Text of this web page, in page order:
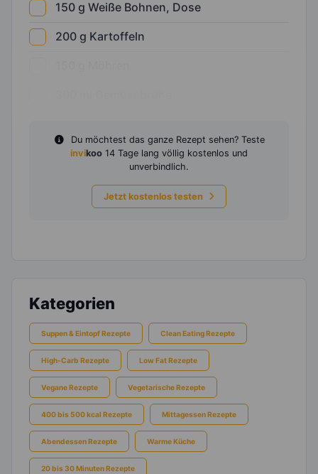
150 g Weiße Bohnen, Dose
200 g Kartoffeln
Du möchtest das ganze Rezept sehen? Teste
invikoo 14 Tage lang völlig kostenlos und
unverbindlich.
Jetzt kostenlos testen
Kategorien
Suppen & Eintopf Rezepte Clean Eating Rezepte
High-Carb Rezepte Low Fat Rezepte
Vegane Rezepte Vegetarische Rezepte
400 bis 500 kcal Rezepte Mittagessen Rezepte
Abendessen Rezepte Warme Küche
20 bis 30 Minuten Rezepte